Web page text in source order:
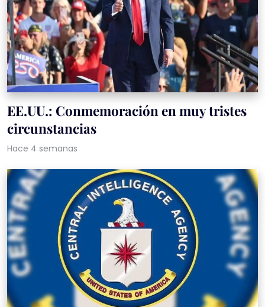
EE.UU.: Conmemoración en muy tristes
circunstancias
Hace 4 semanas